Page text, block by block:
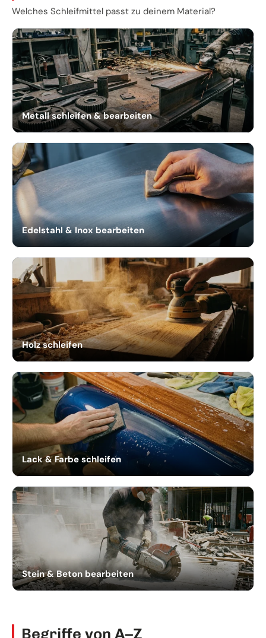
Welches Schleifmittel passt zu deinem Material?
Metall schleifen & bearbeiten
Edelstahl & Inox bearbeiten
Holz schleifen
Lack & Farbe schleifen
Stein & Beton bearbeiten
Begriffe von A–Z